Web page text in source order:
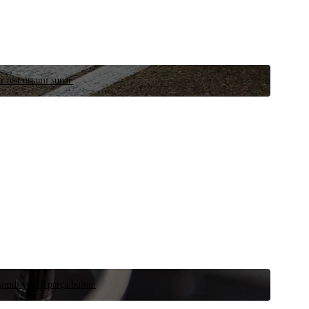
test ortamı sunar.
yedek parça bulun.